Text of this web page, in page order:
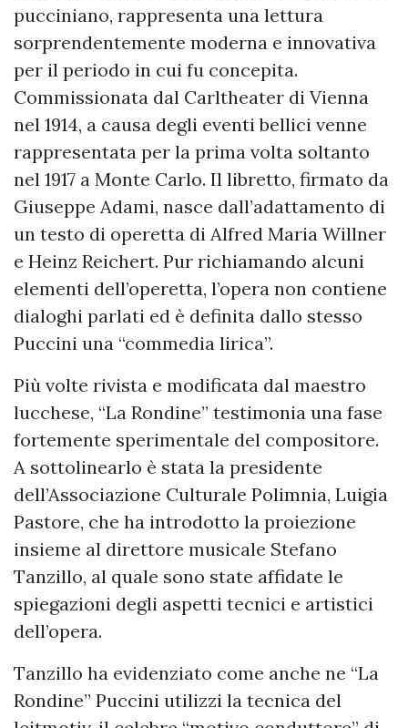
pucciniano, rappresenta una lettura
sorprendentemente moderna e innovativa
per il periodo in cui fu concepita.
Commissionata dal Carltheater di Vienna
nel 1914, a causa degli eventi bellici venne
rappresentata per la prima volta soltanto
nel 1917 a Monte Carlo. Il libretto, firmato da
Giuseppe Adami, nasce dall’adattamento di
un testo di operetta di Alfred Maria Willner
e Heinz Reichert. Pur richiamando alcuni
elementi dell’operetta, l’opera non contiene
dialoghi parlati ed è definita dallo stesso
Puccini una “commedia lirica”.
Più volte rivista e modificata dal maestro
lucchese, “La Rondine” testimonia una fase
fortemente sperimentale del compositore.
A sottolinearlo è stata la presidente
dell’Associazione Culturale Polimnia, Luigia
Pastore, che ha introdotto la proiezione
insieme al direttore musicale Stefano
Tanzillo, al quale sono state affidate le
spiegazioni degli aspetti tecnici e artistici
dell’opera.
Tanzillo ha evidenziato come anche ne “La
Rondine” Puccini utilizzi la tecnica del